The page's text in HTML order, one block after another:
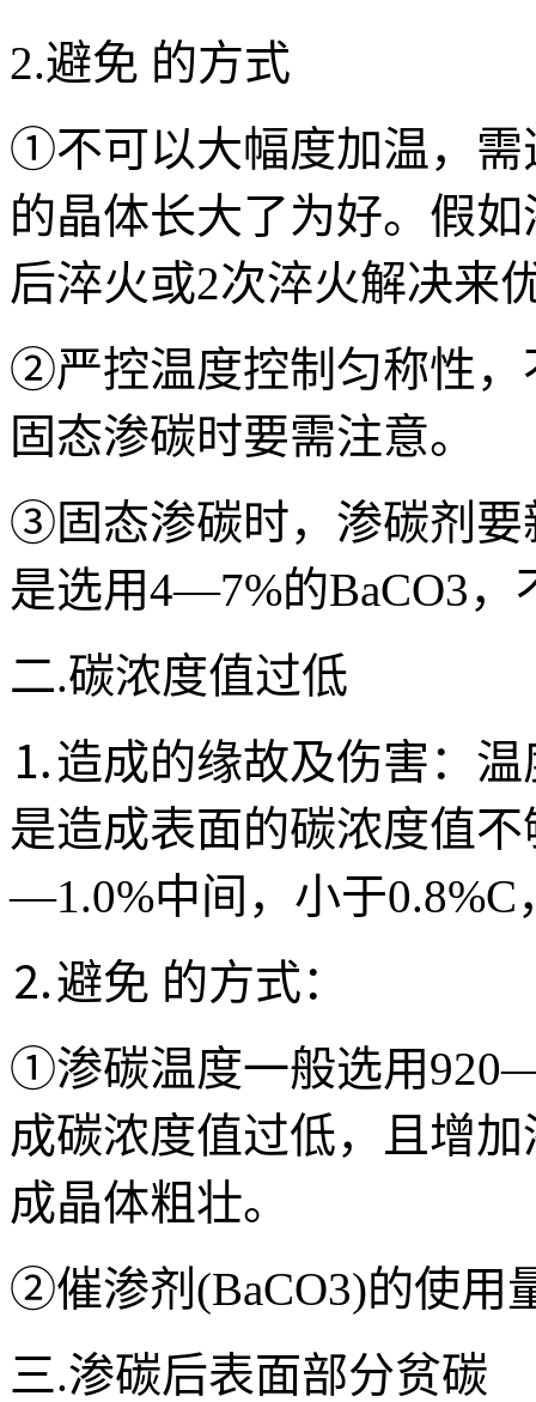
2.避免 的方式
①不可以大幅度加温，需
的晶体长大了为好。假
后淬火或2次淬火解决来
②严控温度控制匀称性，
固态渗碳时要需注意。
③固态渗碳时，渗碳剂要
是选用4—7%的BaCO3，
二.碳浓度值过低
⒈造成的缘故及伤害：
是造成表面的碳浓度值
—1.0%中间，小于
⒉避免 的方式：
①渗碳温度一般选用
成碳浓度值过低，且增
成晶体粗壮。
②催渗剂(BaCO3)的使用
三.渗碳后表面部分贫碳